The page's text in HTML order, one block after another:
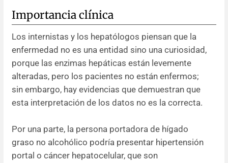
Importancia clínica
Los internistas y los hepatólogos piensan que la
enfermedad no es una entidad sino una curiosidad,
porque las enzimas hepáticas están levemente
alteradas, pero los pacientes no están enfermos;
sin embargo, hay evidencias que demuestran que
esta interpretación de los datos no es la correcta.
Por una parte, la persona portadora de hígado
graso no alcohólico podría presentar hipertensión
portal o cáncer hepatocelular, que son